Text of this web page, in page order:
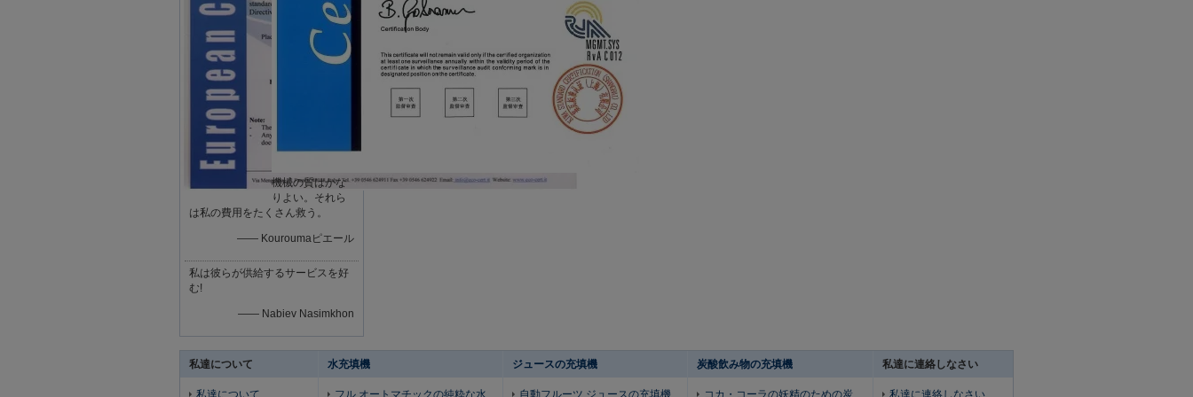
機械の質はかな
りよい。それら
は私の費用をたくさん救う。
—— Kouroumaピエール
私は彼らが供給するサービスを好
む!
—— Nabiev Nasimkhon
私達について
私達について
水充填機
フル オートマチックの純粋な水
ジュースの充填機
自動フルーツ ジュースの充填機
炭酸飲み物の充填機
コカ・コーラの妖精のための炭
私達に連絡しなさい
私達に連絡しなさい